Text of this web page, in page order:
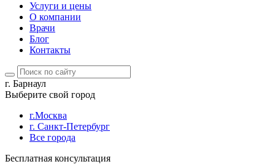
Услуги и цены
О компании
Врачи
Блог
Контакты
г. Барнаул
Выберите свой город
г.Москва
г. Санкт-Петербург
Все города
Бесплатная консультация